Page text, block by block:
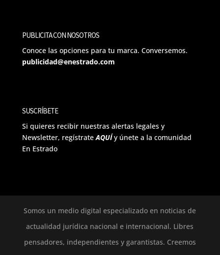
PUBLICITA CON NOSOTROS
Conoce las opciones para tu marca. Conversemos.
publicidad@enestrado.com
SUSCRÍBETE
Si quieres recibir nuestras alertas legales y
Newsletter, regístrateAQUÍ y únete a la comunidad
En Estrado
Somos un medio digital especializado en noticias de
actualidad jurídica nacional e internacional. Libres
pensadores, independientes y garantistas. Creemos